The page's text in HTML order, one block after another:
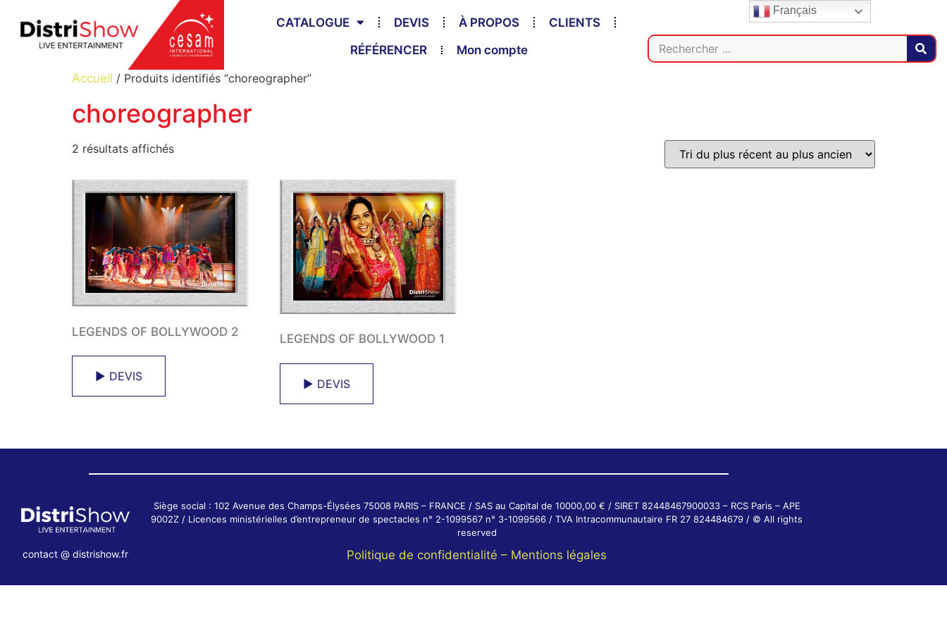
CATALOGUE DEVIS À PROPOS
CLIENTS
RÉFÉRENCER
Mon compte
Accueil / Produits identifiés “choreographer”
choreographer
2 résultats affichés
LEGENDS OF BOLLYWOOD 2
► DEVIS
LEGENDS OF BOLLYWOOD 1
► DEVIS
contact @ distrishow.fr
Siège social : 102 Avenue des Champs-Élysées 75008 PARIS – FRANCE / SAS au Capital de 10000,00 € / SIRET 82448467900033 – RCS Paris – APE
9002Z / Licences ministérielles d’entrepreneur de spectacles n° 2-1099567 n° 3-1099566 / TVA Intracommunautaire FR 27 824484679 / © All rights
reserved
Politique de confidentialité – Mentions légales
Français